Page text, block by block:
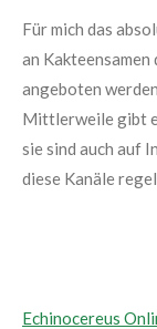
Für mich das
an
angeboten
Mittlerweile gibt
sie sind auch auf
diese Kanäle
Echinocereus